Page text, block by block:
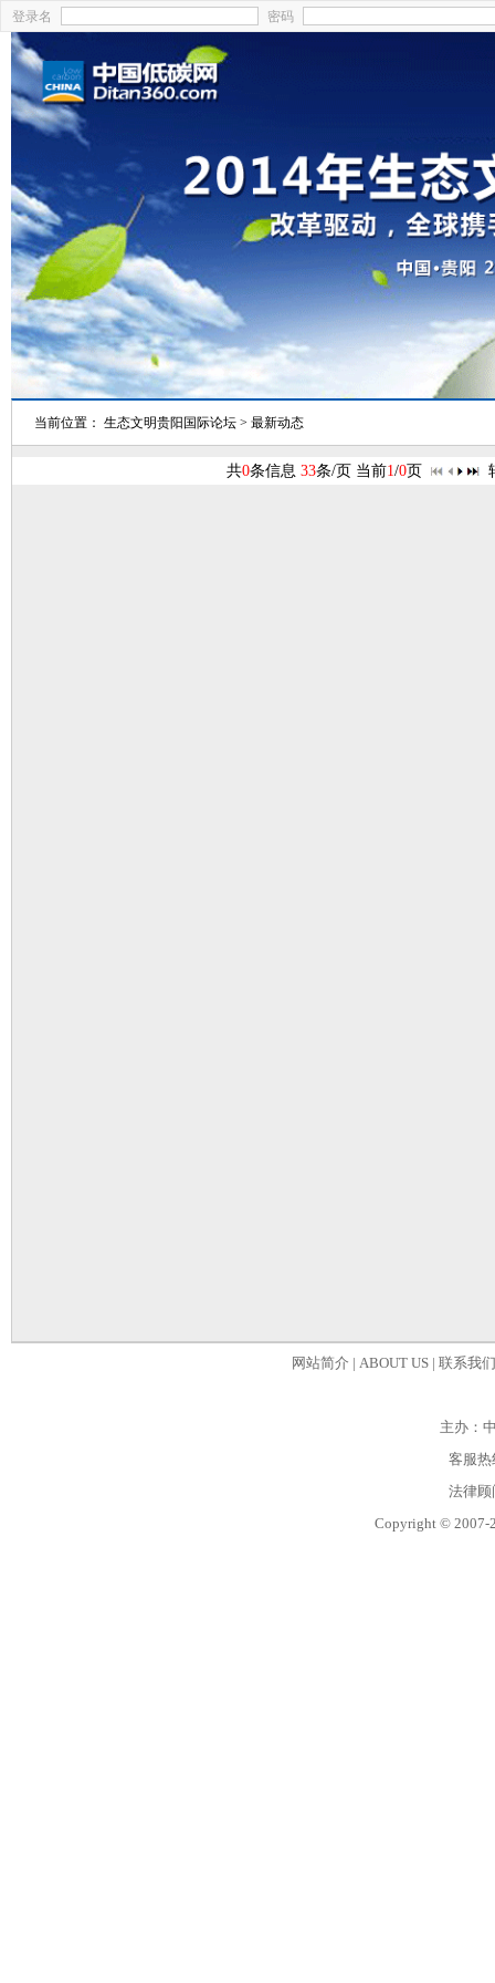
登录名 密码
当前位置： 生态文明贵阳国际论坛 > 最新动态
共0条信息 33条/页 当前1/0页
网站简介 | ABOUT US | 联系我们
主办：
客服热
法律顾
Copyright © 2007-